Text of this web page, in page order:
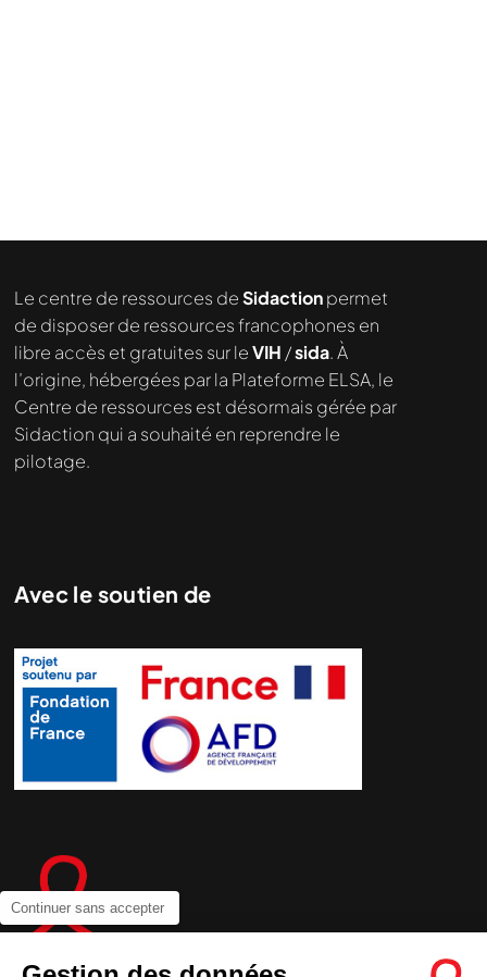
Continuer sans accepter
Le centre de ressources deSidactionpermet
de disposer de ressources francophones en
libre accès et gratuites sur leVIH /sida. À
l’origine, hébergées par la Plateforme ELSA, le
Centre de ressources est désormais gérée par
Sidaction qui a souhaité en reprendre le
pilotage.
Avec le soutien de